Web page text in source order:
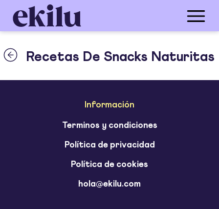
Recetas De Snacks Naturitas
Información
Terminos y condiciones
Política de privacidad
Política de cookies
hola@ekilu.com